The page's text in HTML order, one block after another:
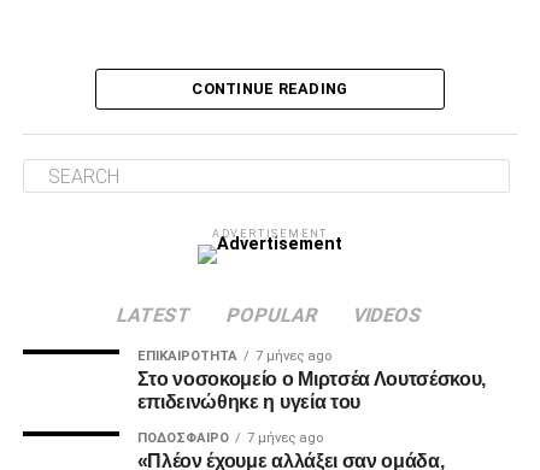
κλειστή του γωνία, μετά από σουτ του Ζίβκοβιτς και στην
Το πολυπόθητο γκολ για τον ΠΑΟΚ ήρθε, τελικά, στο 87′.
κεφαλιά ακριβείας έστειλε τη μπάλα στο βάθος της εστίας
CONTINUE READING
ADVERTISEMENT
LATEST POPULAR VIDEOS
ΕΠΙΚΑΙΡΌΤΗΤΑ 7 μήνες ago
Στο νοσοκομείο ο Μιρτσέα Λουτσέσκου,
επιδεινώθηκε η υγεία του
ΠΟΔΌΣΦΑΙΡΟ 7 μήνες ago
«Πλέον έχουμε αλλάξει σαν ομάδα,